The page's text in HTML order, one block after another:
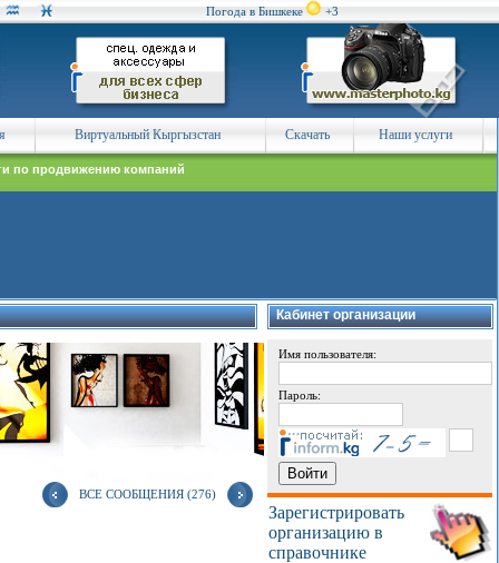
Погода в Бишкеке +3
Виртуальный Кыргызстан Скачать Наши услуги
по продвижению компаний
ВСЕ СООБЩЕНИЯ (276)
Кабинет организации
Имя пользователя:
Пароль:
Зарегистрировать
организацию в
справочнике